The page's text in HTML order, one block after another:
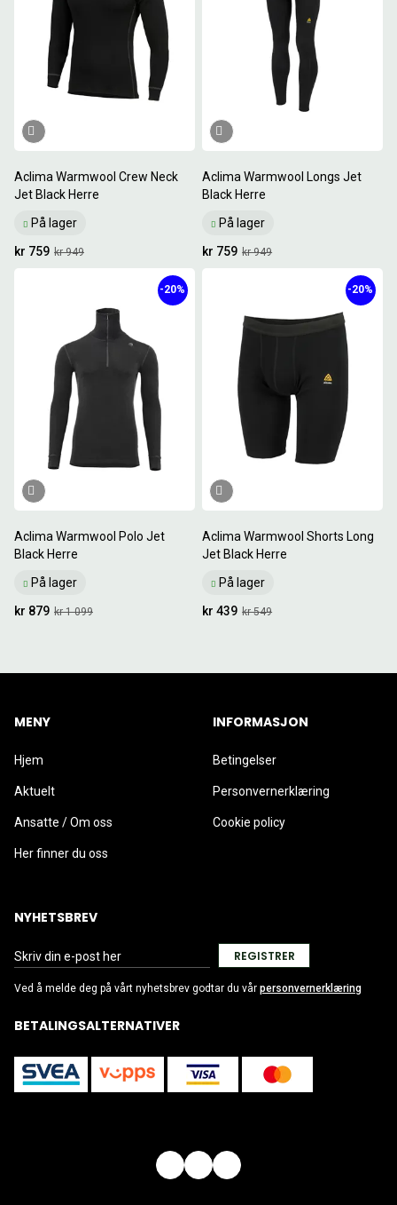
Aclima Warmwool Crew Neck
Jet Black Herre
På lager
kr 949
kr 759
Aclima Warmwool Longs Jet
Black Herre
På lager
kr 949
kr 759
Aclima Warmwool Polo Jet
Black Herre
På lager
-20%
kr 1 099
kr 879
Aclima Warmwool Shorts Long
Jet Black Herre
På lager
-20%
kr 549
kr 439
MENY
Hjem
Aktuelt
Ansatte / Om oss
Her finner du oss
INFORMASJON
Betingelser
Personvernerklæring
Cookie policy
NYHETSBREV
REGISTRER
Ved å melde deg på vårt nyhetsbrev godtar du vår personvernerklæring
BETALINGSALTERNATIVER